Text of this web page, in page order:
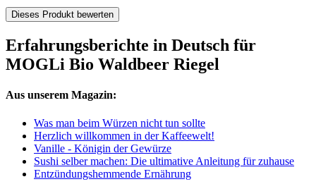
Dieses Produkt bewerten
Erfahrungsberichte in Deutsch für
MOGLi Bio Waldbeer Riegel
Aus unserem Magazin:
Was man beim Würzen nicht tun sollte
Herzlich willkommen in der Kaffeewelt!
Vanille - Königin der Gewürze
Sushi selber machen: Die ultimative Anleitung für zuhause
Entzündungshemmende Ernährung